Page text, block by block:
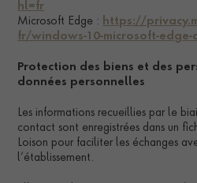
hl=fr
Microsoft Edge : https://
fr/windows-10-microsoft-edge-
Protection des biens et des
données personnelles
Les informations recueillies par le
contact sont enregistrées dans un
Loison pour faciliter les échanges
l’établissement.